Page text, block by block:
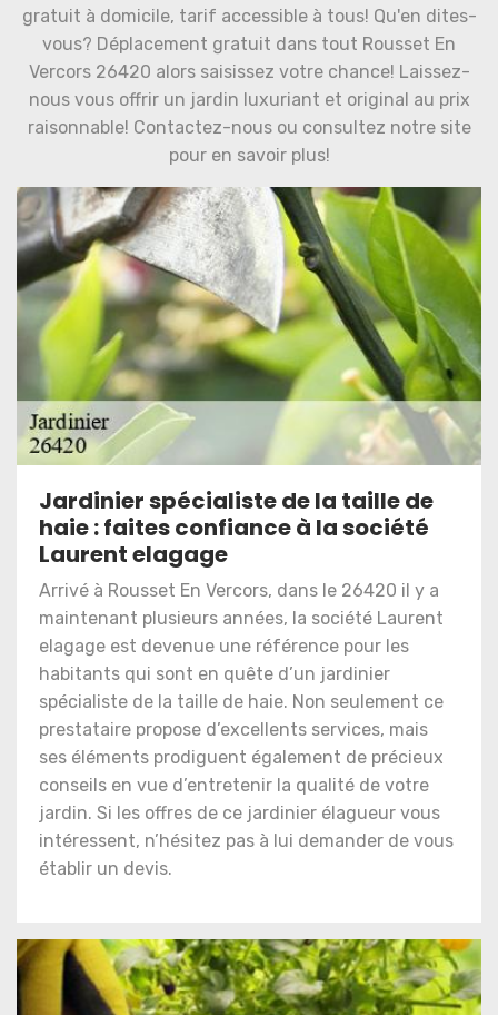
gratuit à domicile, tarif accessible à tous! Qu'en dites-
vous? Déplacement gratuit dans tout Rousset En
Vercors 26420 alors saisissez votre chance! Laissez-
nous vous offrir un jardin luxuriant et original au prix
raisonnable! Contactez-nous ou consultez notre site
pour en savoir plus!
Jardinier spécialiste de la taille de
haie : faites confiance à la société
Laurent elagage
Arrivé à Rousset En Vercors, dans le 26420 il y a
maintenant plusieurs années, la société Laurent
elagage est devenue une référence pour les
habitants qui sont en quête d’un jardinier
spécialiste de la taille de haie. Non seulement ce
prestataire propose d’excellents services, mais
ses éléments prodiguent également de précieux
conseils en vue d’entretenir la qualité de votre
jardin. Si les offres de ce jardinier élagueur vous
intéressent, n’hésitez pas à lui demander de vous
établir un devis.